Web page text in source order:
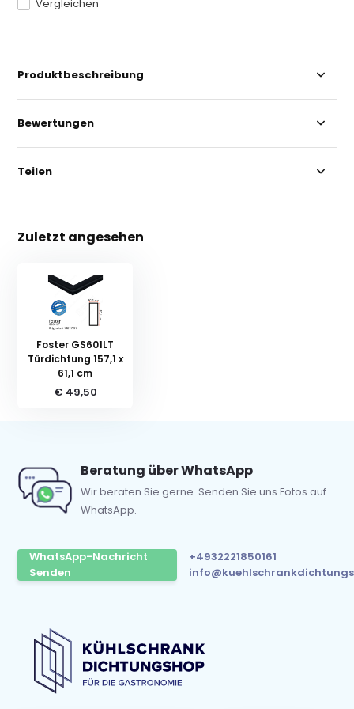
Vergleichen
Produktbeschreibung
Bewertungen
Teilen
Zuletzt angesehen
Foster GS601LT
Türdichtung 157,1 x
61,1 cm
€ 49,50
Beratung über WhatsApp
Wir beraten Sie gerne. Senden Sie uns Fotos auf
WhatsApp.
WhatsApp-Nachricht
Senden
+4932221850161